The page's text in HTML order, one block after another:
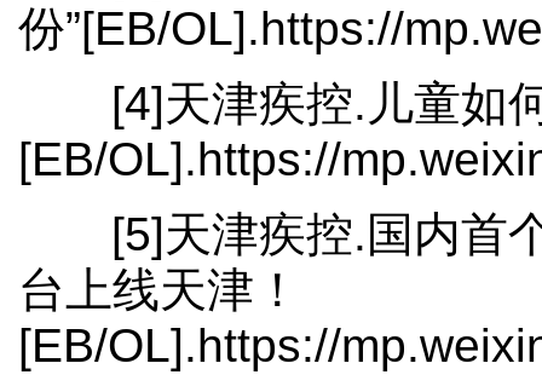
份”[EB/OL].https://
[4]天津疾控.儿童如
[EB/OL].https://
[5]天津疾控.国内首
台上线天津！
[EB/OL].https://